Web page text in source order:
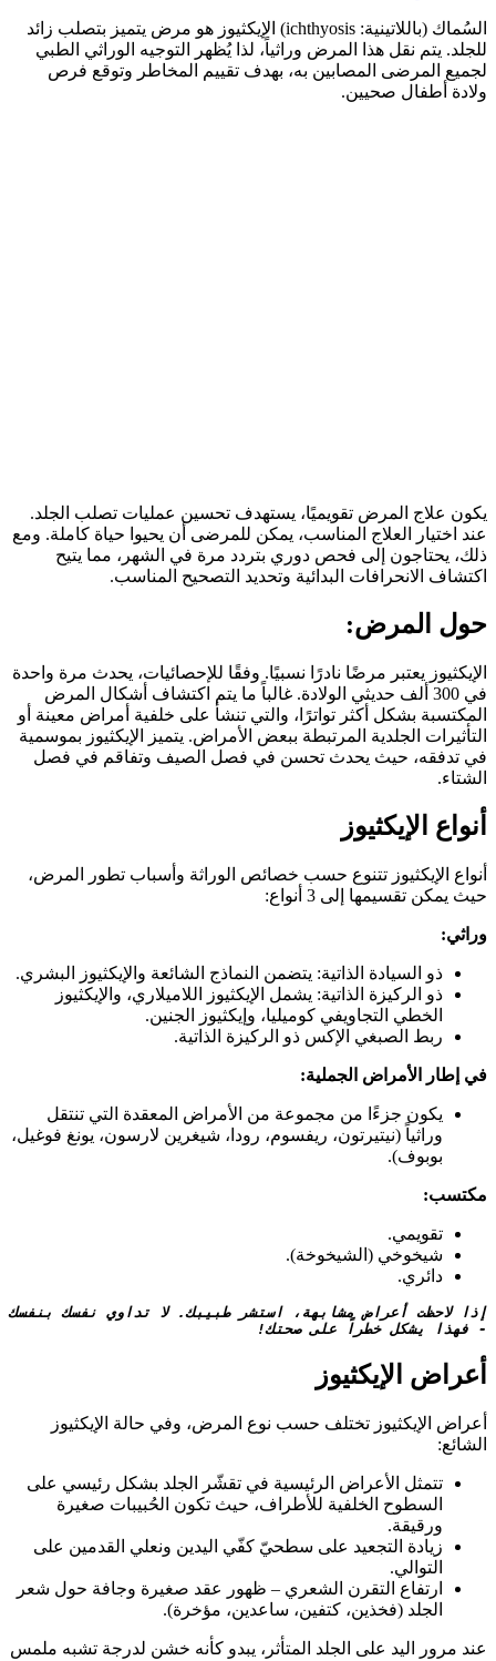
السُماك (باللاتينية: ichthyosis) الإيكثيوز هو مرض يتميز بتصلب زائد
للجلد. يتم نقل هذا المرض وراثياً، لذا يُظهر التوجيه الوراثي الطبي
لجميع المرضى المصابين به، بهدف تقييم المخاطر وتوقع فرص
ولادة أطفال صحيين.
يكون علاج المرض تقويميًا، يستهدف تحسين عمليات تصلب الجلد.
عند اختيار العلاج المناسب، يمكن للمرضى أن يحيوا حياة كاملة. ومع
ذلك، يحتاجون إلى فحص دوري بتردد مرة في الشهر، مما يتيح
اكتشاف الانحرافات البدائية وتحديد التصحيح المناسب.
حول المرض:
الإيكثيوز يعتبر مرضًا نادرًا نسبيًا. وفقًا للإحصائيات، يحدث مرة واحدة
في 300 ألف حديثي الولادة. غالباً ما يتم اكتشاف أشكال المرض
المكتسبة بشكل أكثر تواترًا، والتي تنشأ على خلفية أمراض معينة أو
التأثيرات الجلدية المرتبطة ببعض الأمراض. يتميز الإيكثيوز بموسمية
في تدفقه، حيث يحدث تحسن في فصل الصيف وتفاقم في فصل
الشتاء.
أنواع الإيكثيوز
أنواع الإيكثيوز تتنوع حسب خصائص الوراثة وأسباب تطور المرض،
حيث يمكن تقسيمها إلى 3 أنواع:
وراثي:
ذو السيادة الذاتية: يتضمن النماذج الشائعة والإيكثيوز البشري.
ذو الركيزة الذاتية: يشمل الإيكثيوز اللاميلاري، والإيكثيوز
الخطي التجاويفي كوميليا، وإيكثيوز الجنين.
ربط الصبغي الإكس ذو الركيزة الذاتية.
في إطار الأمراض الجملية:
يكون جزءًا من مجموعة من الأمراض المعقدة التي تنتقل
وراثياً (نيتيرتون، ريفسوم، رودا، شيغرين لارسون، يونغ فوغيل،
بوبوف).
مكتسب:
تقويمي.
شيخوخي (الشيخوخة).
دائري.
إذا لاحظت أعراض مشابهة، استشر طبيبك. لا تداوي نفسك بنفسك
- فهذا يشكل خطراً على صحتك!
أعراض الإيكثيوز
أعراض الإيكثيوز تختلف حسب نوع المرض، وفي حالة الإيكثيوز
الشائع:
تتمثل الأعراض الرئيسية في تقشّر الجلد بشكل رئيسي على
السطوح الخلفية للأطراف، حيث تكون الحُبيبات صغيرة
ورقيقة.
زيادة التجعيد على سطحيّ كفّي اليدين ونعلي القدمين على
التوالي.
ارتفاع التقرن الشعري – ظهور عقد صغيرة وجافة حول شعر
الجلد (فخذين، كتفين، ساعدين، مؤخرة).
عند مرور اليد على الجلد المتأثر، يبدو كأنه خشن لدرجة تشبه ملمس